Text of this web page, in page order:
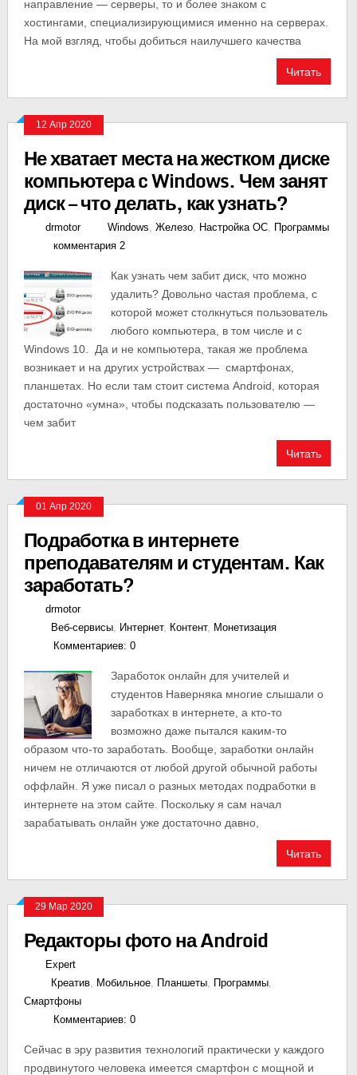
направление — серверы, то и более знаком с
хостингами, специализирующимися именно на серверах.
На мой взгляд, чтобы добиться наилучшего качества
Читать
12 Апр 2020
Не хватает места на жестком диске
компьютера c Windows. Чем занят
диск — что делать, как узнать?
drmotor Windows, Железо, Настройка ОС, Программы
комментария 2
Как узнать чем забит диск, что можно
удалить? Довольно частая проблема, с
которой может столкнуться пользователь
любого компьютера, в том числе и с
Windows 10. Да и не компьютера, такая же проблема
возникает и на других устройствах — смартфонах,
планшетах. Но если там стоит система Android, которая
достаточно «умна», чтобы подсказать пользователю —
чем забит
Читать
01 Апр 2020
Подработка в интернете
преподавателям и студентам. Как
заработать?
drmotor
Веб-сервисы, Интернет, Контент, Монетизация
Комментариев: 0
Заработок онлайн для учителей и
студентов Наверняка многие слышали о
заработках в интернете, а кто-то
возможно даже пытался каким-то
образом что-то заработать. Вообще, заработки онлайн
ничем не отличаются от любой другой обычной работы
оффлайн. Я уже писал о разных методах подработки в
интернете на этом сайте. Поскольку я сам начал
зарабатывать онлайн уже достаточно давно,
Читать
29 Мар 2020
Редакторы фото на Android
Expert
Креатив, Мобильное, Планшеты, Программы,
Смартфоны
Комментариев: 0
Сейчас в эру развития технологий практически у каждого
продвинутого человека имеется смартфон с мощной и